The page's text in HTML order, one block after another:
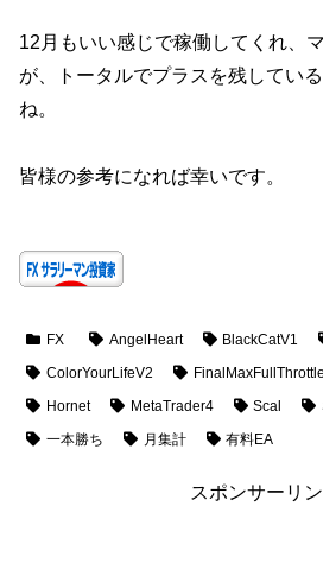
12月もいい感じで稼働してくれ、
が、トータルでプラスを残してい
ね。
皆様の参考になれば幸いです。
FX AngelHeart BlackCatV1
ColorYourLifeV2
FinalMaxFullThrottle
Hornet
MetaTrader4 Scal
一本勝ち
月集計 有料EA
スポンサーリ